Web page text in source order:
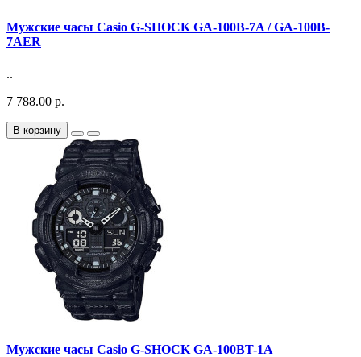
Мужские часы Casio G-SHOCK GA-100B-7A / GA-100B-
7AER
..
7 788.00 р.
В корзину
Мужские часы Casio G-SHOCK GA-100BT-1A